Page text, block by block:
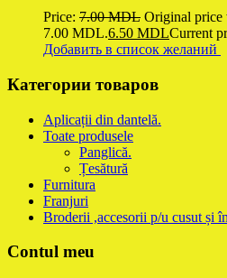
Price: 7.00MDL Original price
7.00 MDL.6.50 MDLCurrent
Добавить в список желаний
Категории товаров
Aplicații din dantelă.
Toate produsele
Panglică.
Țesătură
Furnitura
Franjuri
Broderii ,accesorii p/u cusut și
Contul meu